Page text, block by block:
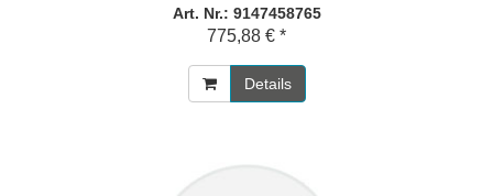
Art. Nr.: 9147458765
775,88 € *
Details